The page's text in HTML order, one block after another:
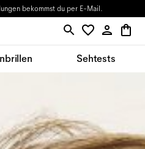
bekommst du per E-Mail.
Sehtests